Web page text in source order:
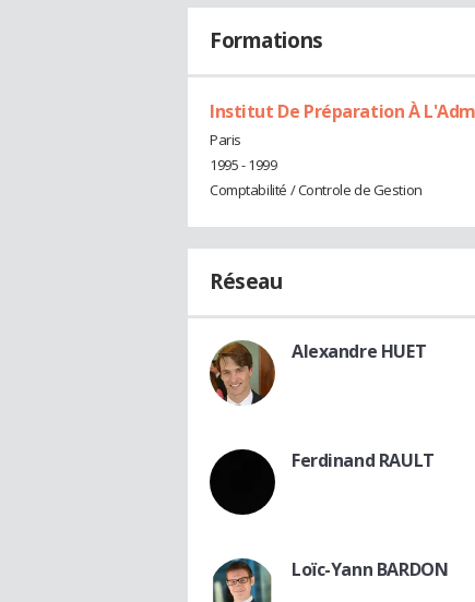
Formations
Institut De Préparation À
Paris
1995 - 1999
Comptabilité / Controle de Gestion
Réseau
Alexandre HUET
Ferdinand RAULT
Loïc-Yann BARDON